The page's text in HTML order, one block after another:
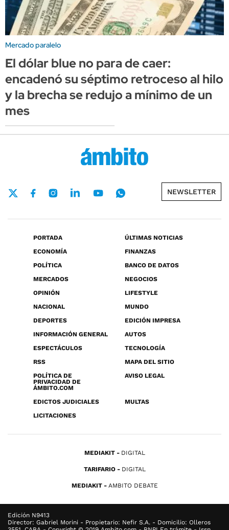
Mercado paralelo
El dólar blue no para de caer:
encadenó su séptimo retroceso al hilo
y la brecha se redujo a mínimo de un
mes
NEWSLETTER
PORTADA
ÚLTIMAS NOTICIAS
ECONOMÍA
FINANZAS
POLÍTICA
BANCO DE DATOS
MERCADOS
NEGOCIOS
OPINIÓN
LIFESTYLE
NACIONAL
MUNDO
DEPORTES
EDICIÓN IMPRESA
INFORMACIÓN GENERAL
AUTOS
ESPECTÁCULOS
TECNOLOGÍA
RSS
MAPA DEL SITIO
POLÍTICA DE
PRIVACIDAD DE
ÁMBITO.COM
AVISO LEGAL
EDICTOS JUDICIALES
MULTAS
LICITACIONES
MEDIAKIT DIGITAL
TARIFARIO DIGITAL
MEDIAKIT AMBITO DEBATE
Edición N9413
Director: Gabriel Morini - Propietario: Nefir S.A. - Domicilio: Olleros